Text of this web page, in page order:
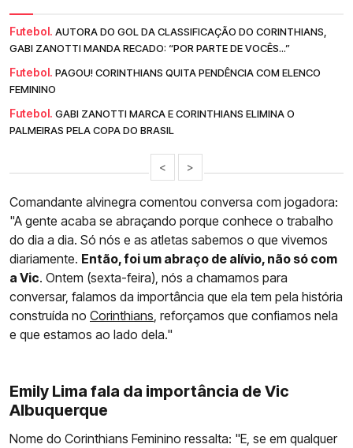
Futebol. AUTORA DO GOL DA CLASSIFICAÇÃO DO CORINTHIANS,
GABI ZANOTTI MANDA RECADO: “POR PARTE DE VOCÊS...”
Futebol. PAGOU! CORINTHIANS QUITA PENDÊNCIA COM ELENCO
FEMININO
Futebol. GABI ZANOTTI MARCA E CORINTHIANS ELIMINA O
PALMEIRAS PELA COPA DO BRASIL
< >
Comandante alvinegra comentou conversa com jogadora:
"A gente acaba se abraçando porque conhece o trabalho
do dia a dia. Só nós e as atletas sabemos o que vivemos
diariamente. Então, foi um abraço de alívio, não só com
a Vic. Ontem (sexta-feira), nós a chamamos para
conversar, falamos da importância que ela tem pela história
construída no Corinthians , reforçamos que confiamos nela
e que estamos ao lado dela."
Emily Lima fala da importância de Vic
Albuquerque
Nome do Corinthians Feminino ressalta: "E, se em qualquer